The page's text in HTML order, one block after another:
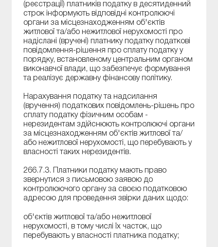
(реєстрації) платників податку в десятиденний
строк інформують відповідні контролюючі
органи за місцезнаходженням об'єктів
житлової та/або нежитлової нерухомості про
надіслані (вручені) платнику податку податкові
повідомлення-рішення про сплату податку у
порядку, встановленому центральним органом
виконавчої влади, що забезпечує формування
та реалізує державну фінансову політику.
Нарахування податку та надсилання
(вручення) податкових повідомлень-рішень про
сплату податку фізичним особам -
нерезидентам здійснюють контролюючі органи
за місцезнаходженням об'єктів житлової та/
або нежитлової нерухомості, що перебувають у
власності таких нерезидентів.
266.7.3. Платники податку мають право
звернутися з письмовою заявою до
контролюючого органу за своєю податковою
адресою для проведення звірки даних щодо:
об'єктів житлової та/або нежитлової
нерухомості, в тому числі їх часток, що
перебувають у власності платника податку;